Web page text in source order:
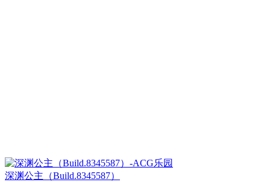
深渊公主（Build.8345587）